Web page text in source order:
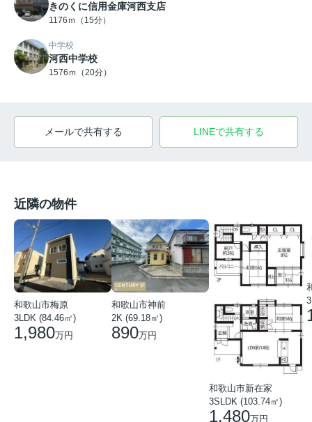
きのくに信用金庫河西支店
1176ｍ（15分）
中学校
河西中学校
1576ｍ（20分）
メールで共有する LINEで共有する
近隣の物件
和歌山市梅原
3LDK (84.46㎡)
1,980万円
和歌山市神前
2K (69.18㎡)
890万円
和歌山市新在家
3SLDK (103.74㎡)
1,480万円